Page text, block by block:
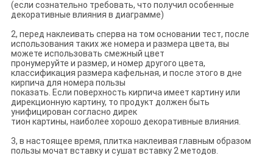
(если сознательно требовать, что получил особенные
декоративные влияния в диаграмме)
2, перед наклеивать сперва на том основании тест, после
использования таких же номера и размера цвета, вы
можете использовать смежный цвет
пронумеруйте и размер, и номер другого цвета,
классификация размера кафельная, и после этого в дне
кирпича для номера пользы
показать. Если поверхность кирпича имеет картину или
дирекционную картину, то продукт должен быть
унифицирован согласно дирек
тион картины, наиболее хорошо декоративные влияния.
3, в настоящее время, плитка наклеивая главным образом
пользы мочат вставку и сушат вставку 2 методов.